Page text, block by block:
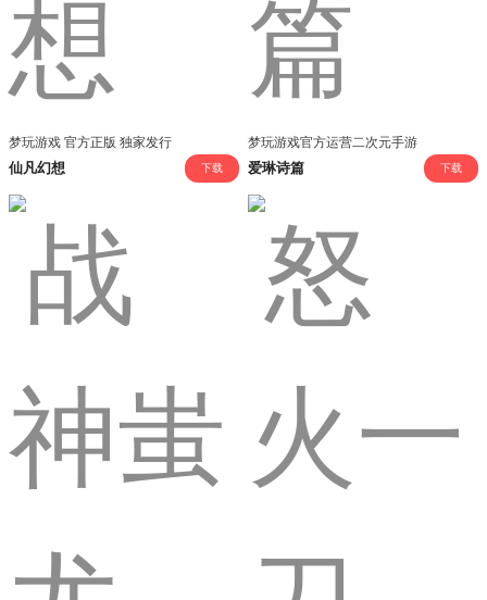
梦玩游戏 官方正版 独家发行
仙凡幻想 下载
梦玩游戏官方运营二次元手游
爱琳诗篇 下载